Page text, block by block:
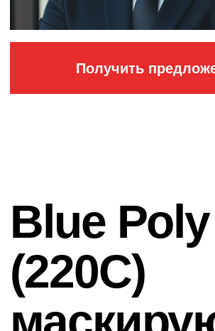
Blue Poly
(220C)
(голубые)